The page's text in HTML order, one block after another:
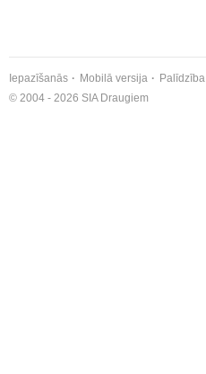
Iepazīšanās Mobilā versija Palīdzība
© 2004 - 2026 SIA Draugiem